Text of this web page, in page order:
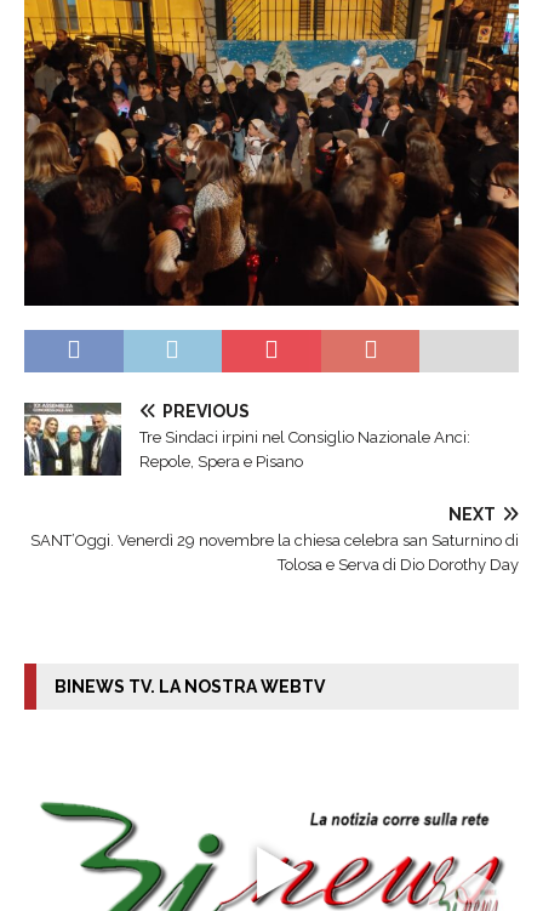
PREVIOUS
Tre Sindaci irpini nel Consiglio Nazionale Anci:
Repole, Spera e Pisano
NEXT
SANT’Oggi. Venerdì 29 novembre la chiesa celebra san Saturnino di
Tolosa e Serva di Dio Dorothy Day
BINEWS TV. LA NOSTRA WEBTV